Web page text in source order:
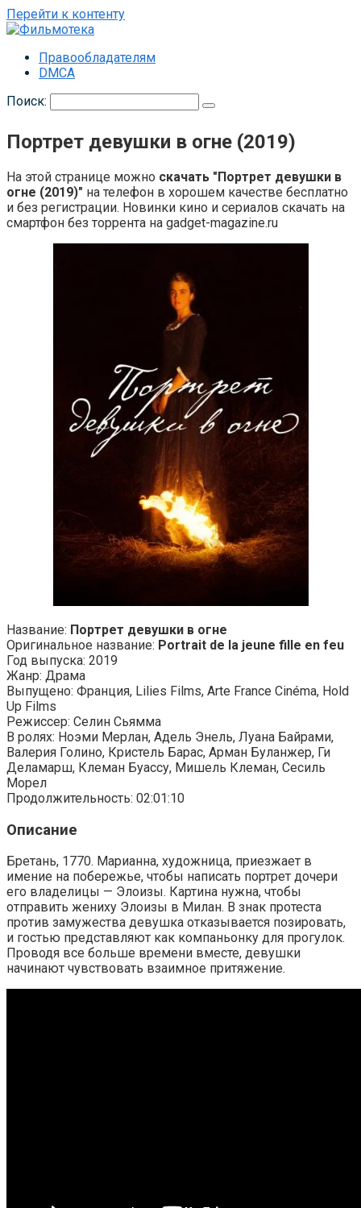
Перейти к контенту
Правообладателям
DMCA
Поиск:
Портрет девушки в огне (2019)
На этой странице можно скачать "Портрет девушки в
огне (2019)" на телефон в хорошем качестве бесплатно
и без регистрации. Новинки кино и сериалов скачать на
смартфон без торрента на gadget-magazine.ru
Название: Портрет девушки в огне
Оригинальное название: Portrait de la jeune fille en feu
Год выпуска: 2019
Жанр: Драма
Выпущено: Франция, Lilies Films, Arte France Cinéma, Hold
Up Films
Режиссер: Селин Сьямма
В ролях: Ноэми Мерлан, Адель Энель, Луана Байрами,
Валерия Голино, Кристель Барас, Арман Буланжер, Ги
Деламарш, Клеман Буассу, Мишель Клеман, Сесиль
Морел
Продолжительность: 02:01:10
Описание
Бретань, 1770. Марианна, художница, приезжает в
имение на побережье, чтобы написать портрет дочери
его владелицы — Элоизы. Картина нужна, чтобы
отправить жениху Элоизы в Милан. В знак протеста
против замужества девушка отказывается позировать,
и гостью представляют как компаньонку для прогулок.
Проводя все больше времени вместе, девушки
начинают чувствовать взаимное притяжение.